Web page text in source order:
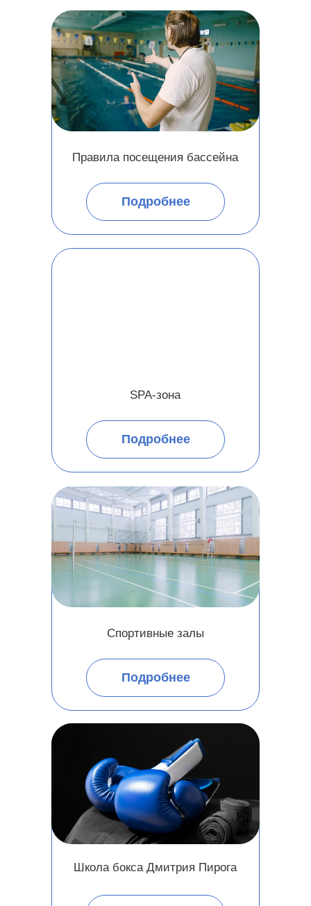
Школа бокса Дмитрия Пирога
SPA-зона
Подробнее
Правила посещения бассейна
Подробнее
Спортивные залы
Подробнее